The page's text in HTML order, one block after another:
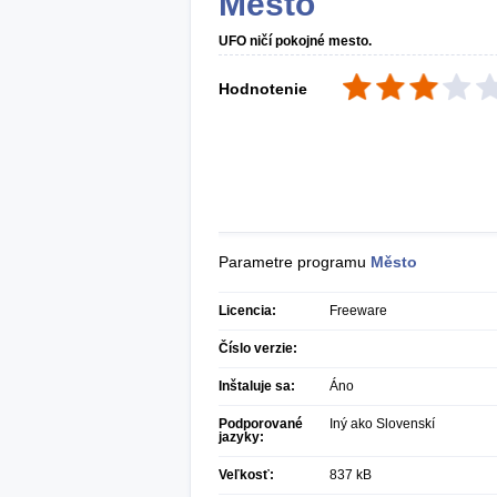
UFO ničí pokojné mesto.
Hodnotenie
Parametre programu Město
Licencia: Freeware
Číslo verzie:
Inštaluje sa: Áno
Podporované
jazyky:
Iný ako Slovenskí
Veľkosť: 837 kB